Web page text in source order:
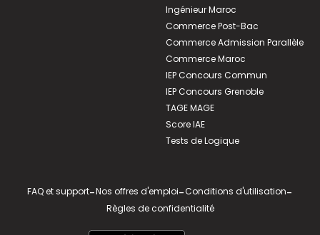
Ingénieur Maroc
Commerce Post-Bac
Commerce Admission Parallèle
Commerce Maroc
IEP Concours Commun
IEP Concours Grenoble
TAGE MAGE
Score IAE
Tests de Logique
FAQ et support-Nos offres d'emploi-Conditions d'utilisation-
Règles de confidentialité